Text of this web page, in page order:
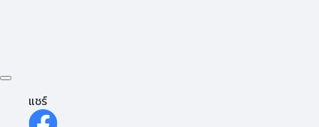
แชร์